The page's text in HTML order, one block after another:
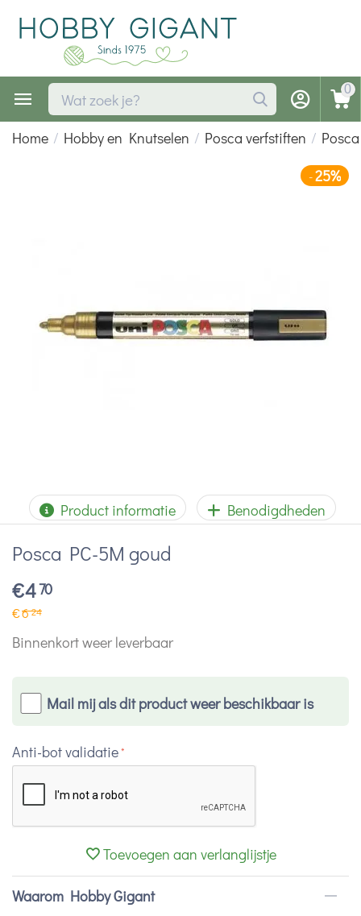
0
Home / Hobby en Knutselen / Posca verfstiften /
-25%
Product informatie Benodigdheden
Posca PC-5M goud
€470
€624
Binnenkort weer leverbaar
Mail mij als dit product weer beschikbaar is
Anti-bot validatie
Toevoegen aan verlanglijstje
Waarom Hobby Gigant